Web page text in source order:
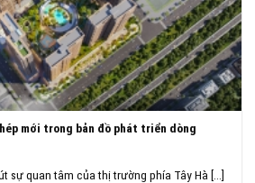
mới trong bản đồ phát triển dòng
sự quan tâm của thị trường phía Tây Hà [...]